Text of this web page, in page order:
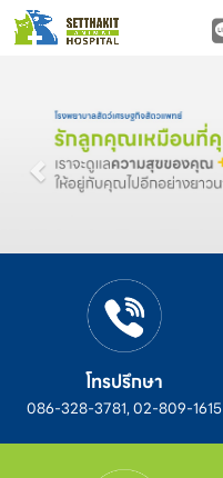
โทรปรึกษา
086-328-3781, 02-809-1615